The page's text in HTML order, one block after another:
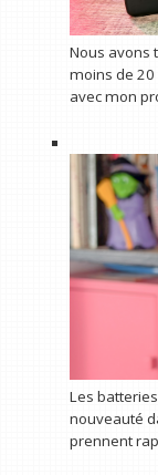
Nous avons
moins de 20
avec mon
Les
nouveauté
prennent